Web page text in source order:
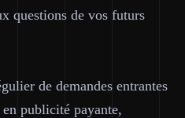
questions de vos futurs
de demandes entrantes
en publicité payante,